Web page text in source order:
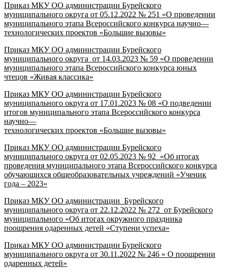
Приказ МКУ ОО администрации Бурейского
муниципального округа от 05.12.2022 № 251 «О проведении
муниципального этапа Всероссийского конкурса научно—
технологических проектов «Большие вызовы»
Приказ МКУ ОО администрации Бурейского
муниципального округа от 14.03.2023 № 59 «О проведении
муниципального этапа Всероссийского конкурса юных
чтецов «Живая классика»
Приказ МКУ ОО администрации Бурейского
муниципального округа от 17.01.2023 № 08 «О подведении
итогов муниципального этапа Всероссийского конкурса
научно—
технологических проектов «Большие вызовы»
Приказ МКУ ОО администрации Бурейского
муниципального округа от 02.05.2023 № 92 «Об итогах
проведения муниципального этапа Всероссийского конкурса
обучающихся общеобразовательных учреждений «Ученик
года – 2023»
Приказ МКУ ОО администрации Бурейского
муниципального округа от 22.12.2022 № 272 от Бурейского
муниципального «Об итогах окружного праздника
поощрения одаренных детей «Ступени успеха»
Приказ МКУ ОО администрации Бурейского
муниципального округа от 30.11.2022 № 246 » О поощрении
одаренных детей»